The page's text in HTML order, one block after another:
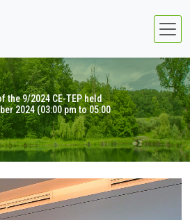
the 9/2024 CE-TEP held
2024 (03:00 pm to 05:00